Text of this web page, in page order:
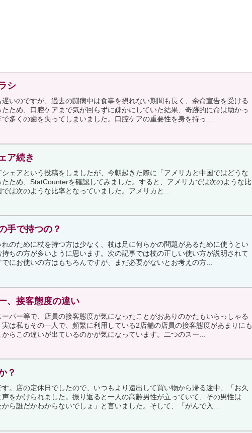
シ
いのですが、過去の闘病中は食事を摂れない期間も長く、余命宣告を受ける
ため、口腔ケアまで気が回らずに疎かにしていた結果、奇跡的に命は助かっ
で多くの歯を失ってしまいました。口腔ケアの重要性を身を持っ...
ア続き
ェアという投稿をしましたが、今朝起きた際に「アメリカと中国ではどうな
ため、StatCounterを確認してみました。すると、アメリカでは次のような比
は次のような比率となっていました。アメリカと...
手で持つの？
れのために杖を持つ方は少なく、杖は足に何らかの問題があるために使うとい
持ちの方が多いように思います。次の記事では杖の正しい使い方が説明されて
でにお使いの方はもちろんですが、まだ必要がないとお考えの方...
、接客態度の違い
パー等で、店員の接客態度が気になったことがおありのかたもいらっしゃる
は私もその一人で、頻繁に利用している2店舗の店員の接客態度があまりにも
らこの違いが出ているのかが気になっています。二つのスー...
？
す。店の定休日でしたので、いつもより遠出して買い物から帰る途中、「お久
声をかけられました。振り返ると一人の高齢男性が立っていて、その男性は
から誰だかわからないでしょ」と言いました。そして、「がんで入...